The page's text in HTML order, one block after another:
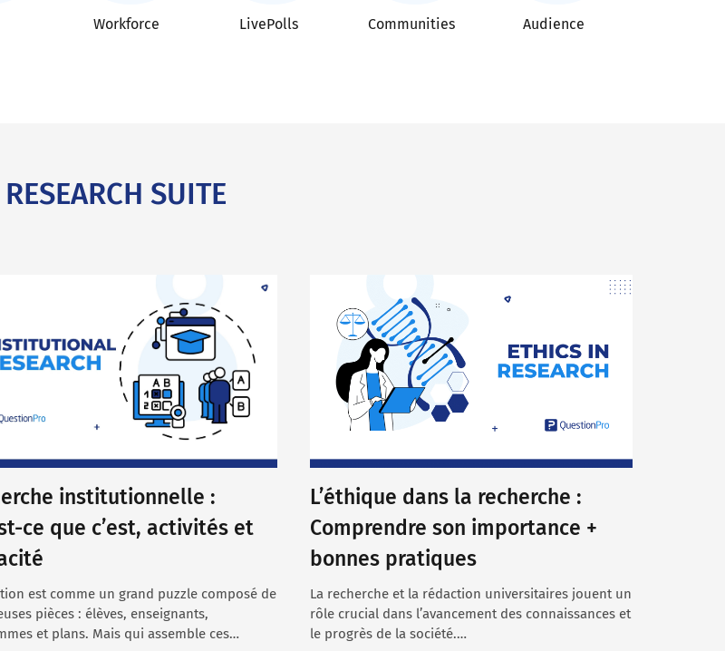
Workforce LivePolls Communities Audience
RESEARCH SUITE
institutionnelle :
ce que c’est, activités et
est comme un grand puzzle composé de
pièces : élèves, enseignants,
et plans. Mais qui assemble ces…
L’éthique dans la recherche :
Comprendre son importance +
bonnes pratiques
La recherche et la rédaction universitaires jouent un
rôle crucial dans l’avancement des connaissances et
le progrès de la société.…